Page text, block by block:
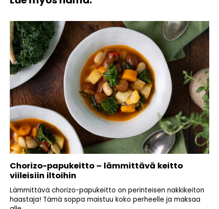
Chorizo-papukeitto – lämmittävä keitto
viileisiin iltoihin
Lämmittävä chorizo-papukeitto on perinteisen nakkikeiton
haastaja! Tämä soppa maistuu koko perheelle ja maksaa